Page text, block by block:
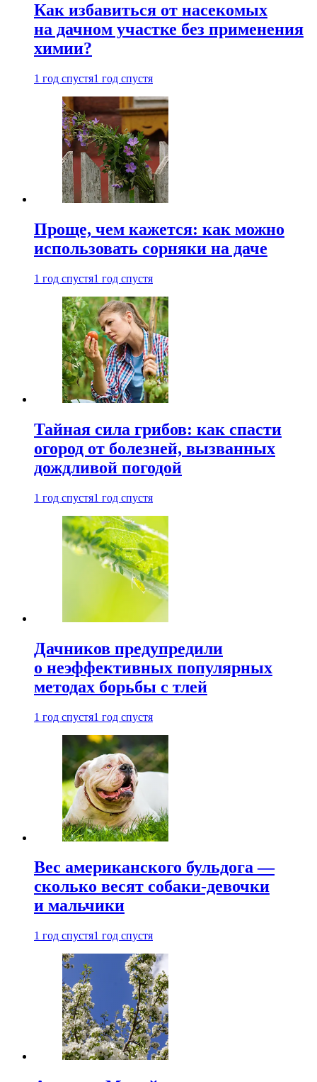
Как избавиться от насекомых
на дачном участке без применения
химии?
1 год спустя1 год спустя
Проще, чем кажется: как можно
использовать сорняки на даче
1 год спустя1 год спустя
Тайная сила грибов: как спасти
огород от болезней, вызванных
дождливой погодой
1 год спустя1 год спустя
Дачников предупредили
о неэффективных популярных
методах борьбы с тлей
1 год спустя1 год спустя
Вес американского бульдога —
сколько весят собаки-девочки
и мальчики
1 год спустя1 год спустя